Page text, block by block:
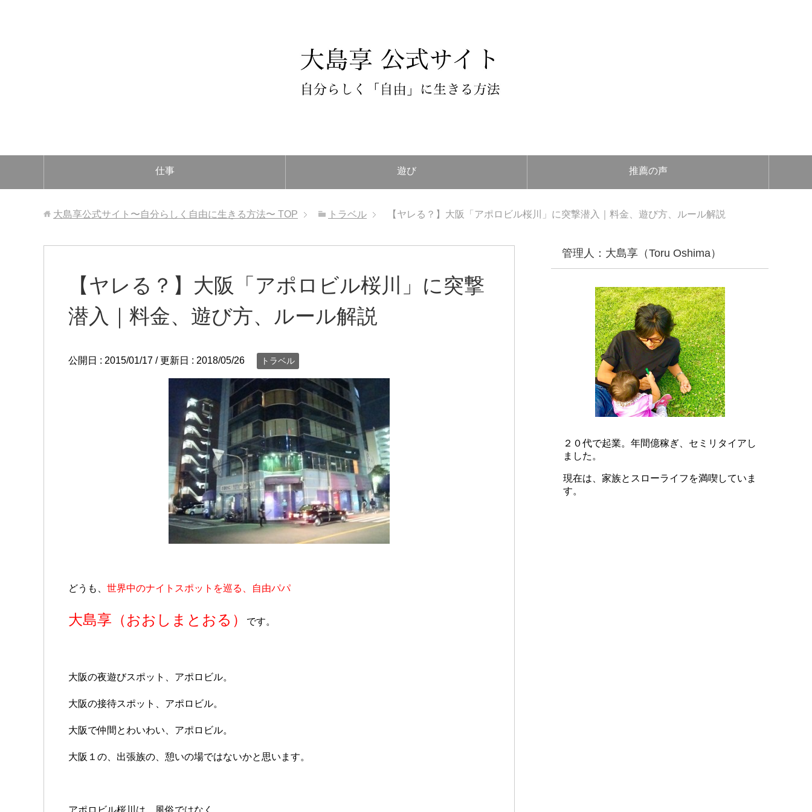
仕事 遊び 推薦の声
大島享公式サイト〜自分らしく自由に生きる方法〜 TOP トラベル 【ヤレる？】大阪「アポロビル桜川」に突撃潜入｜料金、遊び方、ルール解説
【ヤレる？】大阪「アポロビル桜川」に突撃
潜入｜料金、遊び方、ルール解説
公開日 : 2015/01/17 / 更新日 : 2018/05/26 トラベル
どうも、 世界中のナイトスポットを巡る、自由パパ
大島享（おおしまとおる） です。
大阪の夜遊びスポット、アポロビル。
大阪の接待スポット、アポロビル。
大阪で仲間とわいわい、アポロビル。
大阪１の、出張族の、憩いの場ではないかと思います。
管理人：大島享（Toru Oshima）
２０代で起業。 年間億稼ぎ、 セミリタイアし
ました。
現在は、 家族とスローライフを満喫していま
す。